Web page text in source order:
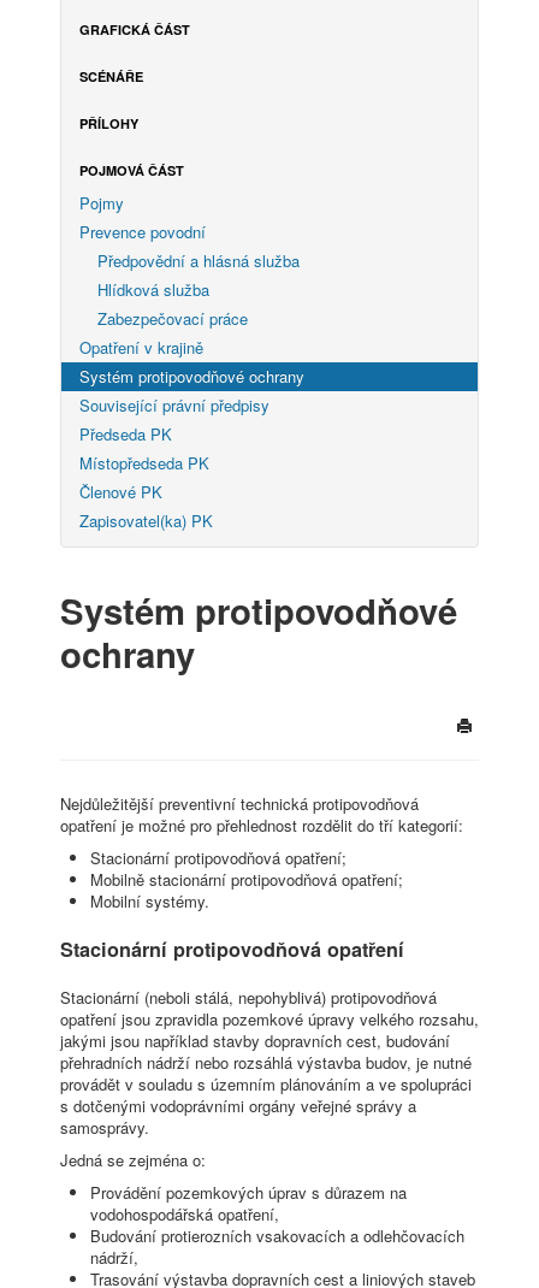
GRAFICKÁ ČÁST
SCÉNÁŘE
PŘÍLOHY
POJMOVÁ ČÁST
Pojmy
Prevence povodní
Předpovědní a hlásná služba
Hlídková služba
Zabezpečovací práce
Opatření v krajině
Systém protipovodňové ochrany
Související právní předpisy
Předseda PK
Místopředseda PK
Členové PK
Zapisovatel(ka) PK
Systém protipovodňové
ochrany
Nejdůležitější preventivní technická protipovodňová
opatření je možné pro přehlednost rozdělit do tří kategorií:
Stacionární protipovodňová opatření;
Mobilně stacionární protipovodňová opatření;
Mobilní systémy.
Stacionární protipovodňová opatření
Stacionární (neboli stálá, nepohyblivá) protipovodňová
opatření jsou zpravidla pozemkové úpravy velkého rozsahu,
jakými jsou například stavby dopravních cest, budování
přehradních nádrží nebo rozsáhlá výstavba budov, je nutné
provádět v souladu s územním plánováním a ve spolupráci
s dotčenými vodoprávními orgány veřejné správy a
samosprávy.
Jedná se zejména o:
Provádění pozemkových úprav s důrazem na
vodohospodářská opatření,
Budování protierozních vsakovacích a odlehčovacích
nádrží,
Trasování výstavba dopravních cest a liniových staveb